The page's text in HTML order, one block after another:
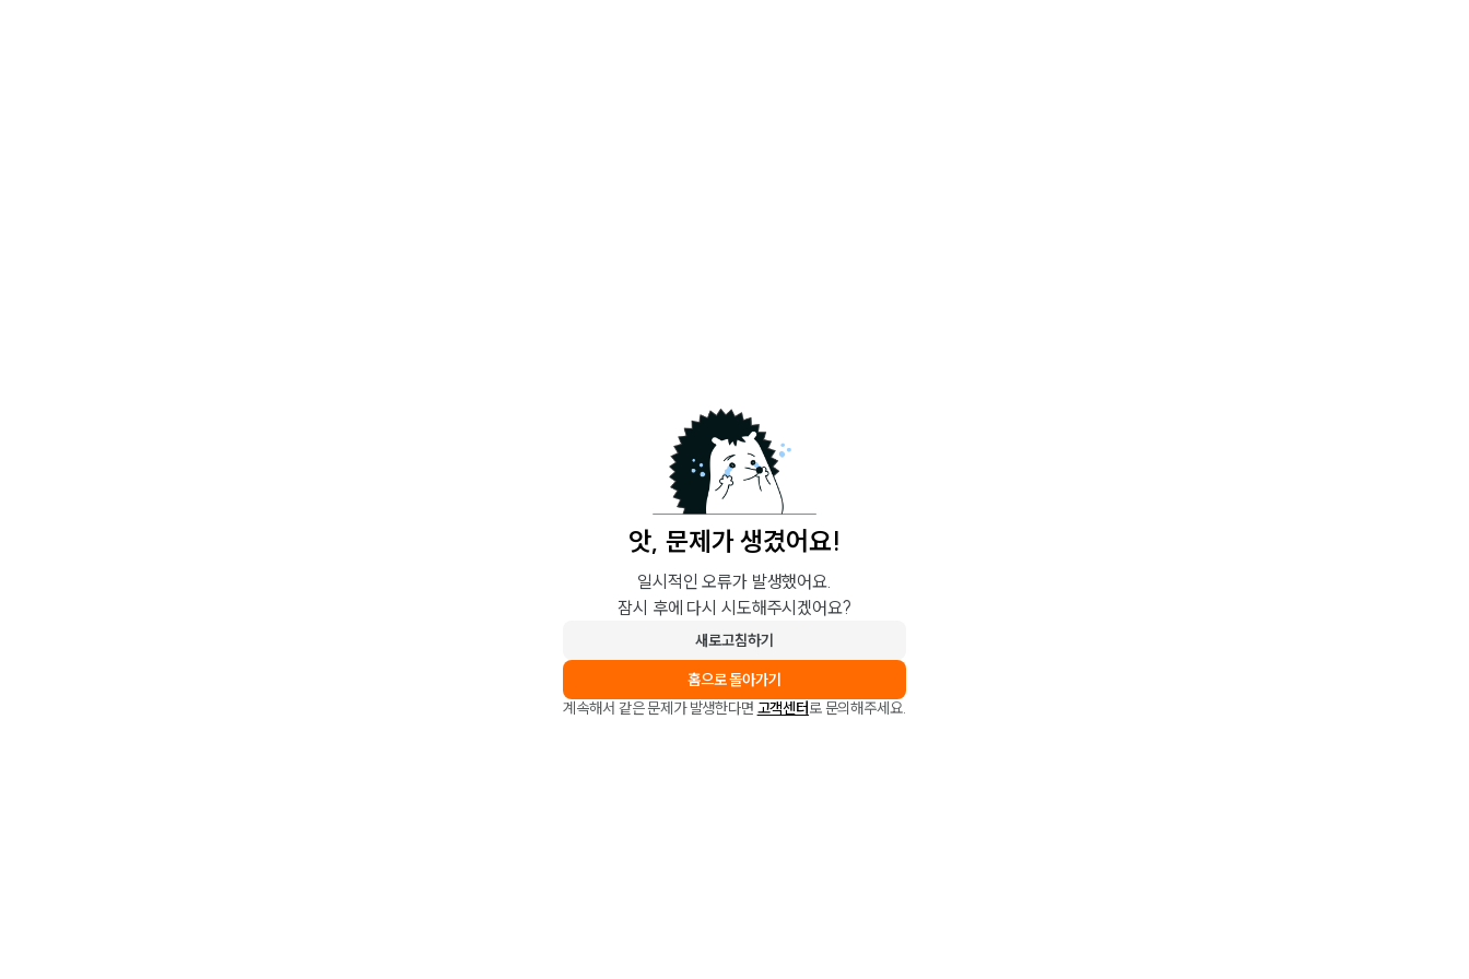
앗, 문제가 생겼어요!
일시적인 오류가 발생했어요.
잠시 후에 다시 시도해주시겠어요?
새로고침하기
홈으로 돌아가기
계속해서 같은 문제가 발생한다면 고객센터로 문의해주세요.